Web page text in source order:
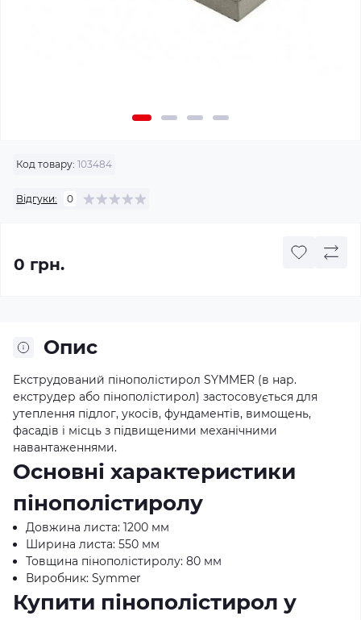
Код товару: 103484
Відгуки: 0
0 грн.
Опис
Екструдований пінополістирол SYMMER (в нар.
екструдер або пінополістирол) застосовується для
утеплення підлог, укосів, фундаментів, вимощень,
фасадів і місць з підвищеними механічними
навантаженнями.
Основні характеристики
пінополістиролу
Довжина листа: 1200 мм
Ширина листа: 550 мм
Товщина пінополістиролу: 80 мм
Виробник: Symmer
Купити пінополістирол у